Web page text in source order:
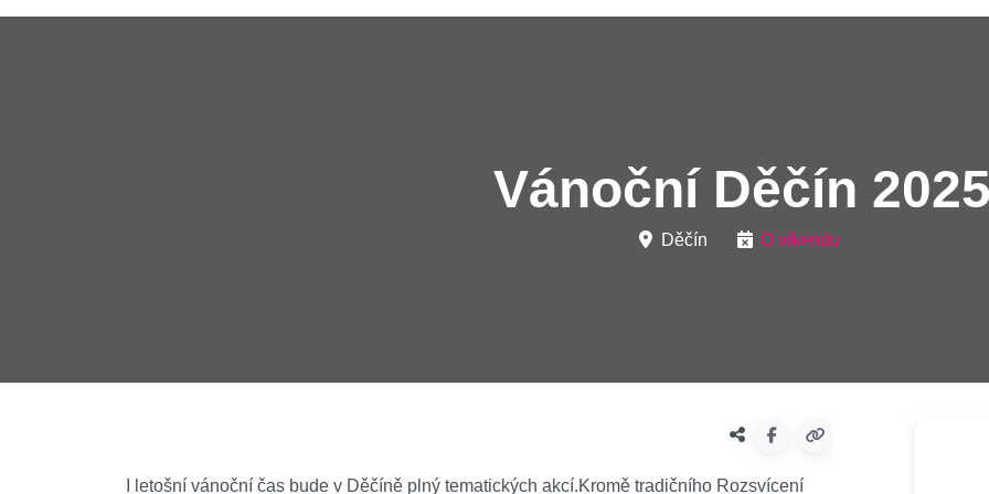
Vánoční Děčín
Děčín O víkendu
I letošní vánoční čas bude v Děčíně plný tematických akcí.Kromě tradičního Rozsvícení